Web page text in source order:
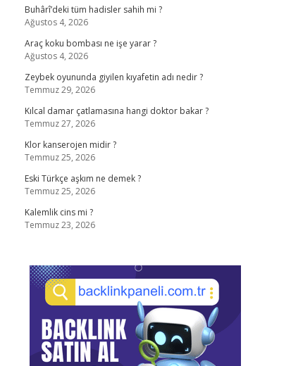
Buhârî’deki tüm hadisler sahih mi ?
Ağustos 4, 2026
Araç koku bombası ne işe yarar ?
Ağustos 4, 2026
Zeybek oyununda giyilen kıyafetin adı nedir ?
Temmuz 29, 2026
Kılcal damar çatlamasına hangi doktor bakar ?
Temmuz 27, 2026
Klor kanserojen midir ?
Temmuz 25, 2026
Eski Türkçe aşkım ne demek ?
Temmuz 25, 2026
Kalemlik cins mi ?
Temmuz 23, 2026